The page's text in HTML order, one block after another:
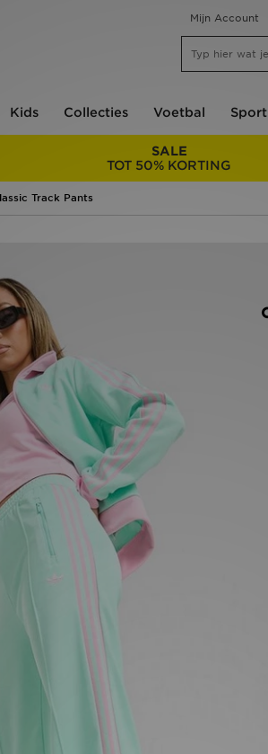
Mijn Account
Kids Collecties Voetbal Sport
SALE
TOT 50% KORTING
Track Pants